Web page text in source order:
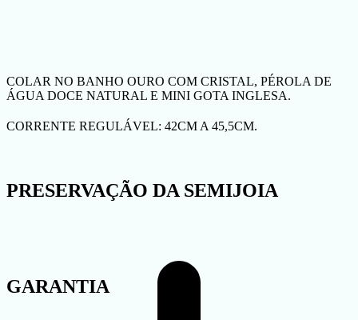
COLAR NO BANHO OURO COM CRISTAL, PÉROLA DE
ÁGUA DOCE NATURAL E MINI GOTA INGLESA.
CORRENTE REGULÁVEL: 42CM A 45,5CM.
PRESERVAÇÃO DA SEMIJOIA
GARANTIA